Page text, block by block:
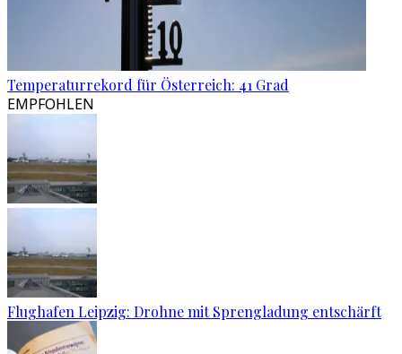
Temperaturrekord für Österreich: 41 Grad
EMPFOHLEN
Flughafen Leipzig: Drohne mit Sprengladung entschärft